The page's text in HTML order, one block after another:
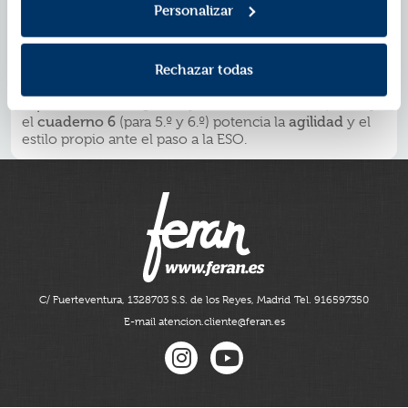
Personalizar
Rechazar todas
desarrollo educativo.
Primaria: loscuadernos 1, 2 y 3(para 1.º y 2.º)
adquisiciónde la lectoescritura con pauta
el cuaderno 6 (para 5.º y 6.º) potencia la agilidad y el
estilo propio ante el paso a la ESO.
C/ Fuerteventura, 1328703 S.S. de los Reyes, Madrid Tel. 916597350
E-mail atencion.cliente@feran.es